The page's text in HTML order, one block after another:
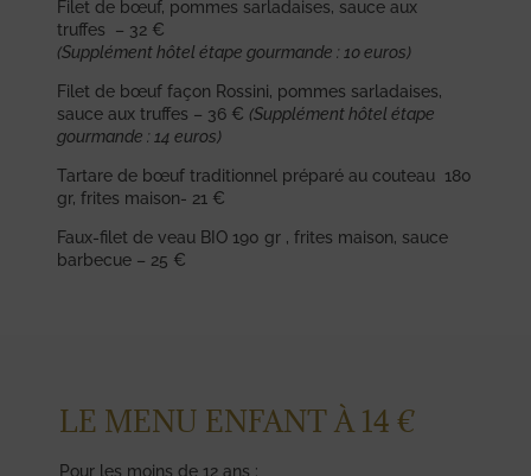
Filet de bœuf, pommes sarladaises, sauce aux
truffes – 32 €
(Supplément hôtel étape gourmande : 10 euros)
Filet de bœuf façon Rossini, pommes sarladaises,
sauce aux truffes – 36 € (Supplément hôtel étape
gourmande : 14 euros)
Tartare de bœuf traditionnel préparé au couteau 180
gr, frites maison- 21 €
Faux-filet de veau BIO 190 gr , frites maison, sauce
barbecue – 25 €
LE MENU ENFANT À 14 €
Pour les moins de 12 ans :